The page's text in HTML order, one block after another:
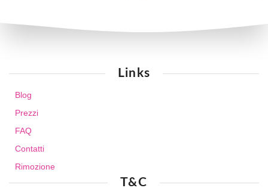
Links
Blog
Prezzi
FAQ
Contatti
Rimozione
T&C